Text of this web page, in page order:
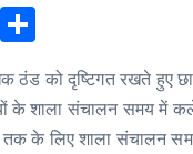
Li
h
ar
e
ठंड को दृष्टिगत रखते हुए
के शाला संचालन समय में
लिए शाला संचालन समय